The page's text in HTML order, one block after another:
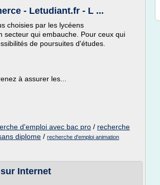
- Letudiant.fr - L ...
choisies par les lycéens
secteur qui embauche. Pour ceux qui
de poursuites d'études.
à assurer les...
d'emploi avec bac pro / recherche
diplome / recherche d'emploi animation
sur Internet